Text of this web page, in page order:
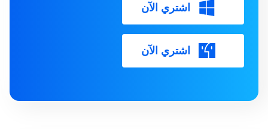
اشتري الآن
اشتري الآن